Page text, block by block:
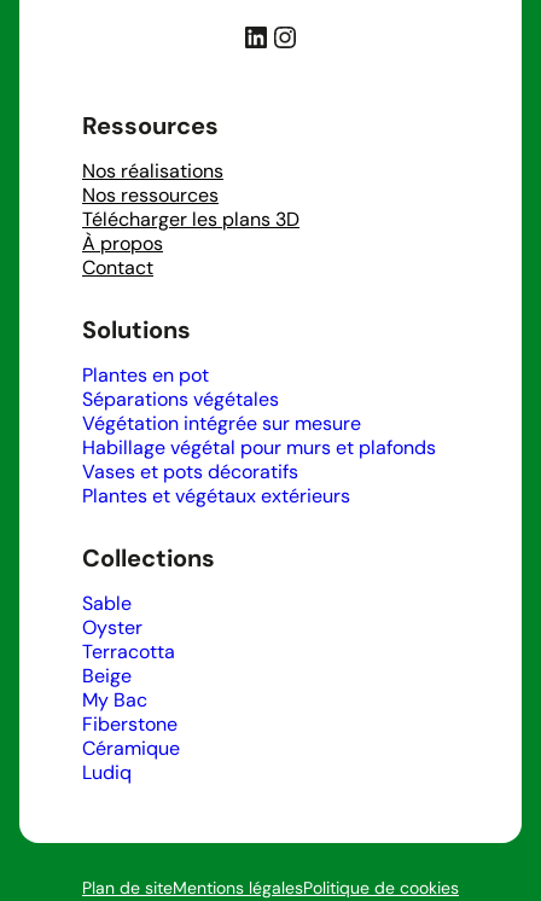
LinkedIn
Instagram
Ressources
Nos réalisations
Nos ressources
Télécharger les plans 3D
À propos
Contact
Solutions
Plantes en pot
Séparations végétales
Végétation intégrée sur mesure
Habillage végétal pour murs et plafonds
Vases et pots décoratifs
Plantes et végétaux extérieurs
Collections
Sable
Oyster
Terracotta
Beige
My Bac
Fiberstone
Céramique
Ludiq
Plan de siteMentions légalesPolitique de cookies